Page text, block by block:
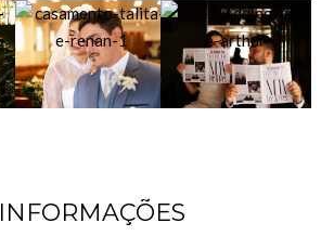
INFORMAÇÕES